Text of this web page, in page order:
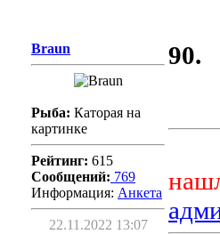
Braun
Рыба: Каторая на
картинке
Рейтинг: 615
Сообщений: 769
Информация: Aнкета
22.11.2022 13:07
90.